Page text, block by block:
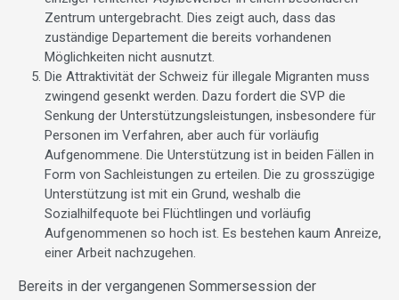
Zentrum untergebracht. Dies zeigt auch, dass das
zuständige Departement die bereits vorhandenen
Möglichkeiten nicht ausnutzt.
Die Attraktivität der Schweiz für illegale Migranten muss
zwingend gesenkt werden. Dazu fordert die SVP die
Senkung der Unterstützungsleistungen, insbesondere für
Personen im Verfahren, aber auch für vorläufig
Aufgenommene. Die Unterstützung ist in beiden Fällen in
Form von Sachleistungen zu erteilen. Die zu grosszügige
Unterstützung ist mit ein Grund, weshalb die
Sozialhilfequote bei Flüchtlingen und vorläufig
Aufgenommenen so hoch ist. Es bestehen kaum Anreize,
einer Arbeit nachzugehen.
Bereits in der vergangenen Sommersession der